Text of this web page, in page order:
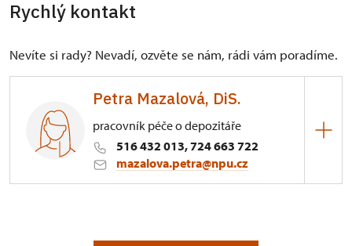
Rychlý kontakt
Nevíte si rady? Nevadí, ozvěte se nám, rádi vám poradíme.
Petra Mazalová, DiS.
pracovník péče o depozitáře
516 432 013, 724 663 722
mazalova.petra@npu.cz